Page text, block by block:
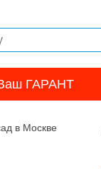
ГАРАНТ
в Москве